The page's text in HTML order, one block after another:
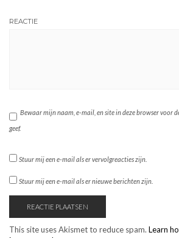
REACTIE
Bewaar mijn naam, e-mail, en site in deze browser voor
geef.
Stuur mij een e-mail als er vervolgreacties zijn.
Stuur mij een e-mail als er nieuwe berichten zijn.
This site uses Akismet to reduce spam. Learn